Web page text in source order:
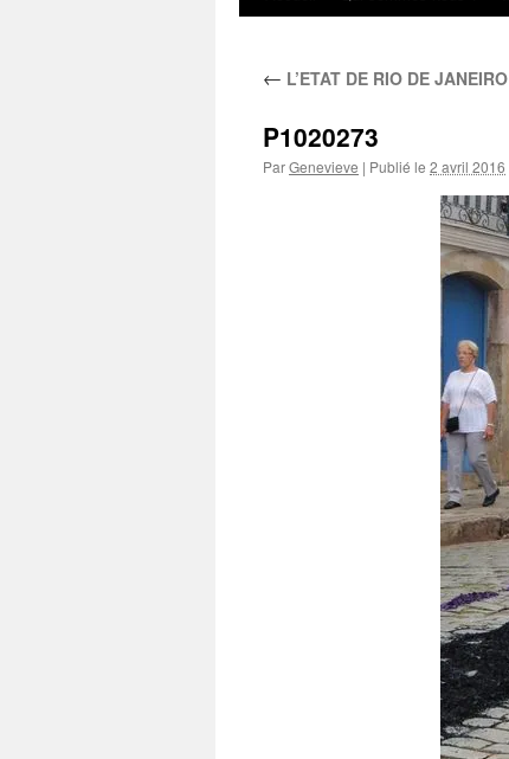
contenu
← L’ETAT DE RIO DE JANEIRO
P1020273
ParGenevieve | Publié le 2 avril 2016